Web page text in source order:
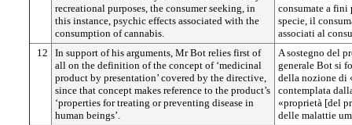
recreational purposes, the consumer seeking, in
this instance, psychic effects associated with the
consumption of cannabis.
consumate a fini
specie, il
associati al
12
In support of his arguments, Mr Bot relies first of
all on the definition of the concept of ‘medicinal
product by presentation’ covered by the directive,
since that concept makes reference to the product’s
‘properties for treating or preventing disease in
human beings’.
A sostegno del
generale Bot si
della nozione di
contemplata
«proprietà [del
delle malattie